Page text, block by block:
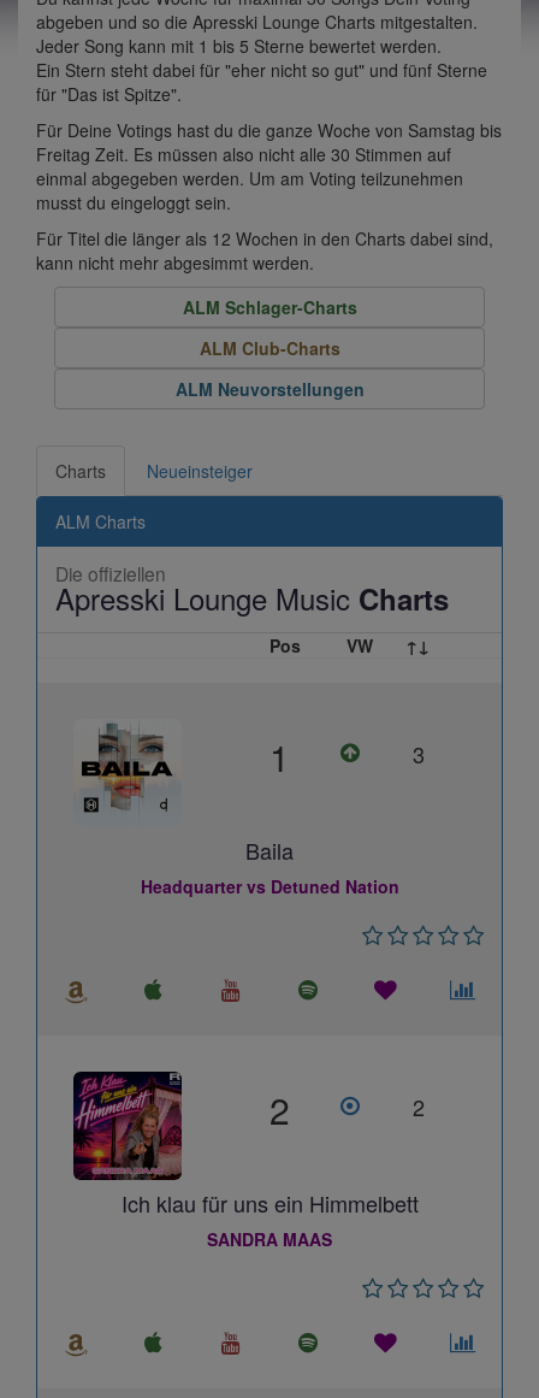
abgeben und so die Apresski Lounge Charts mitgestalten.
Jeder Song kann mit 1 bis 5 Sterne bewertet werden.
Ein Stern steht dabei für "eher nicht so gut" und fünf Sterne
für "Das ist Spitze".
Für Deine Votings hast du die ganze Woche von Samstag bis
Freitag Zeit. Es müssen also nicht alle 30 Stimmen auf
einmal abgegeben werden. Um am Voting teilzunehmen
musst du eingeloggt sein.
Für Titel die länger als 12 Wochen in den Charts dabei sind,
kann nicht mehr abgesimmt werden.
ALM Schlager-Charts
ALM Club-Charts
ALM Neuvorstellungen
Charts Neueinsteiger
ALM Charts
Die offiziellen
Apresski Lounge Music Charts
Pos VW ↑↓
1 3
Baila
Headquarter vs Detuned Nation
2 2
Ich klau für uns ein Himmelbett
SANDRA MAAS